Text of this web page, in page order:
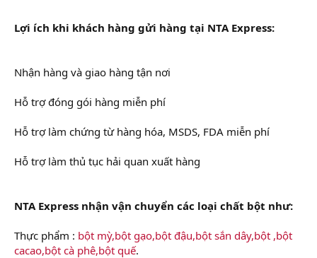
Lợi ích khi khách hàng gửi hàng tại NTA Express:
Nhận hàng và giao hàng tận nơi
Hỗ trợ đóng gói hàng miễn phí
Hỗ trợ làm chứng từ hàng hóa, MSDS, FDA miễn phí
Hỗ trợ làm thủ tục hải quan xuất hàng
NTA Express nhận vận chuyển các loại chất bột như:
Thực phẩm : bột mỳ,bột gạo,bột đậu,bột sắn dây,bột ,bột
cacao,bột cà phê,bột quế.